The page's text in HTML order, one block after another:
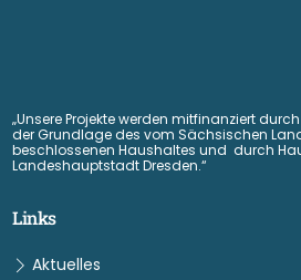
„Unsere Projekte werden mitfinanziert
der Grundlage des vom Sächsischen
beschlossenen Haushaltes und durch
Landeshauptstadt Dresden.“
Links
Aktuelles